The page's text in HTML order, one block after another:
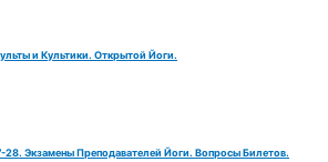
и Культики. Открытой Йоги.
Экзамены Преподавателей Йоги. Вопросы Билетов.